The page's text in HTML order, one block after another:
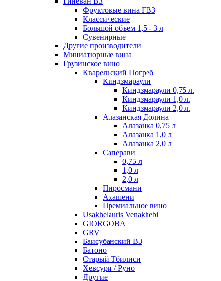
Фруктовые вина ГВЗ
Классические
Большой объем 1,5 - 3 л
Сувенирные
Другие производители
Миниатюрные вина
Грузинское вино
Кварельский Погреб
Киндзмараули
Киндзмараули 0,75 л.
Киндзмараули 1,0 л.
Киндзмараули 2,0 л.
Алазанская Долина
Алазанка 0,75 л
Алазанка 1,0 л
Алазанка 2,0 л
Саперави
0,75 л
1,0 л
2,0 л
Пиросмани
Ахашени
Премиальное вино
Usakhelauris Venakhebi
GIORGOBA
GRV
Баисубанский ВЗ
Батоно
Старый Тбилиси
Хевсури / Руно
Другие